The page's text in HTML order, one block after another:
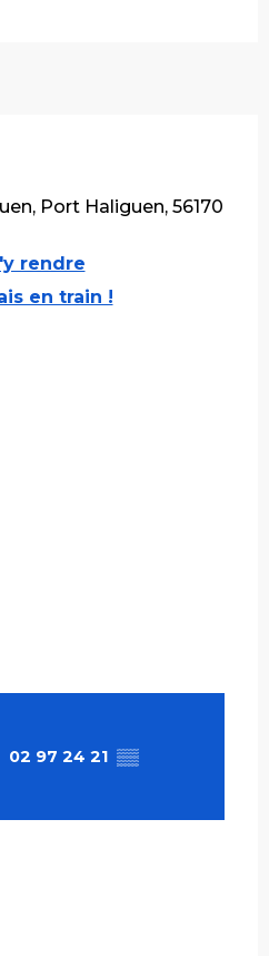
Port Haliguen, 56170
rendre
en train !
02 97 24 21 ▒▒